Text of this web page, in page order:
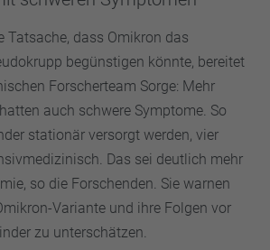
Tatsache, dass Omikron das
begünstigen könnte, bereitet
Forscherteam Sorge: Mehr
auch schwere Symptome. So
stationär versorgt werden, vier
Das sei deutlich mehr
so die Forschenden. Sie warnen
Variante und ihre Folgen vor
zu unterschätzen.